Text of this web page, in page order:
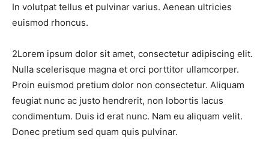
In volutpat tellus et pulvinar varius. Aenean ultricies
euismod rhoncus.
2Lorem ipsum dolor sit amet, consectetur adipiscing elit.
Nulla scelerisque magna et orci porttitor ullamcorper.
Proin euismod pretium dolor non consectetur. Aliquam
feugiat nunc ac justo hendrerit, non lobortis lacus
condimentum. Duis id erat nunc. Nam eu aliquam velit.
Donec pretium sed quam quis pulvinar.